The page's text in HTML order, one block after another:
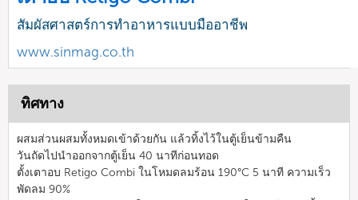
สัมผัสศาสตร์การทำอาหารแบบมืออาชีพ
www.sinmag.co.th
ทิศทาง
ผสมส่วนผสมทั้งหมดเข้าด้วยกัน แล้วทิ้งไว้ในตู้เย็นข้ามคืน
วันถัดไปนำออกจากตู้เย็น 40 นาทีก่อนทอด
ตั้งเตาอบ Retigo Combi ในโหมดลมร้อน 190°C 5 นาที ความเร็ว
พัดลม 90%